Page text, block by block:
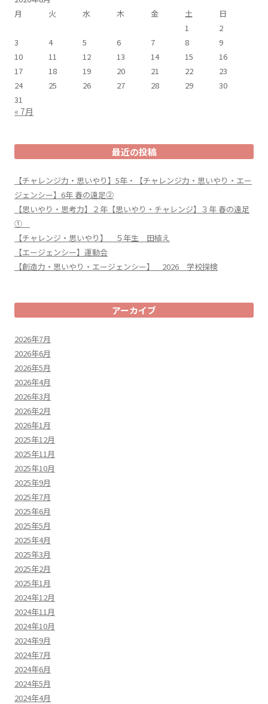
月
火 水 木 金 土
日
1
2
3
4 5 6 7 8
9
10
11 12 13 14 15
16
17
18 19 20 21 22
23
24
25 26 27 28 29
30
31
« 7月
最近の投稿
【チャレンジ力・思いやり】5年・【チャレンジ力・思いやり・エー
ジェンシー】6年 春の遠足②
【思いやり・思考力】２年【思いやり・チャレンジ】３年 春の遠足
①
【チャレンジ・思いやり】 ５年生 田植え
【エージェンシー】運動会
【創造力・思いやり・エージェンシー】 2026 学校探検
アーカイブ
2026年7月
2026年6月
2026年5月
2026年4月
2026年3月
2026年2月
2026年1月
2025年12月
2025年11月
2025年10月
2025年9月
2025年7月
2025年6月
2025年5月
2025年4月
2025年3月
2025年2月
2025年1月
2024年12月
2024年11月
2024年10月
2024年9月
2024年7月
2024年6月
2024年5月
2024年4月